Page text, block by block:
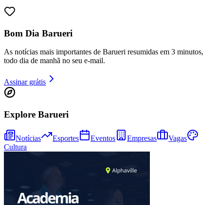
Athletico-PR
Bom Dia Barueri
As notícias mais importantes de Barueri resumidas em 3 minutos,
todo dia de manhã no seu e-mail.
Assinar grátis
Explore Barueri
Notícias Esportes Eventos Empresas
Vagas
Cultura